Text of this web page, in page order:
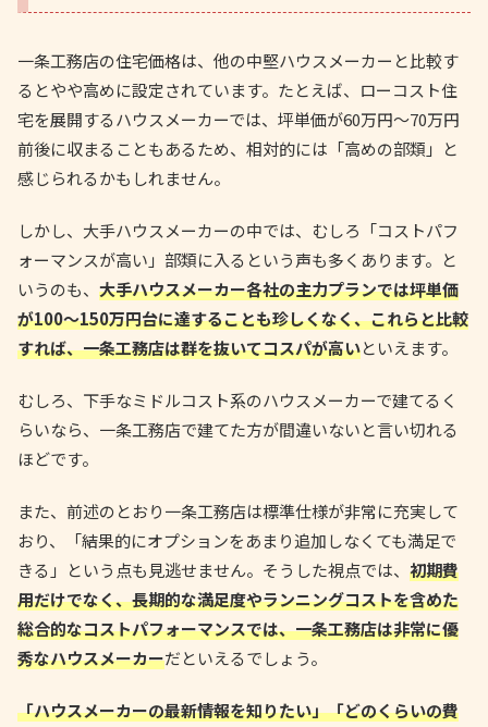
一条工務店の住宅価格は、他の中堅ハウスメーカーと比較す
るとやや高めに設定されています。たとえば、ローコスト住
宅を展開するハウスメーカーでは、坪単価が60万円〜70万円
前後に収まることもあるため、相対的には「高めの部類」と
感じられるかもしれません。
しかし、大手ハウスメーカーの中では、むしろ「コストパフ
ォーマンスが高い」部類に入るという声も多くあります。と
いうのも、 大手ハウスメーカー各社の主力プランでは坪単価
が100〜150万円台に達することも珍しくなく、これらと比較
すれば、一条工務店は群を抜いてコスパが高いといえます。
むしろ、下手なミドルコスト系のハウスメーカーで建てるく
らいなら、一条工務店で建てた方が間違いないと言い切れる
ほどです。
また、前述のとおり一条工務店は標準仕様が非常に充実して
おり、「結果的にオプションをあまり追加しなくても満足で
きる」という点も見逃せません。そうした視点では、 初期費
用だけでなく、長期的な満足度やランニングコストを含めた
総合的なコストパフォーマンスでは、一条工務店は非常に優
秀なハウスメーカーだといえるでしょう。
「ハウスメーカーの最新情報を知りたい」「どのくらいの費